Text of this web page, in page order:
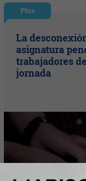
Plus
La
asignatura
trabajadores
jornada